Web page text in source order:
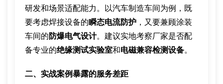
研发和场景适配能力。以汽车制造车间为例，既
要考虑焊接设备的瞬态电流防护 ，又要兼顾涂装
车间的防爆电气设计。建议实地考察厂家是否配
备专业的绝缘测试实验室和电磁兼容检测设备。
二、实战案例暴露的服务差距